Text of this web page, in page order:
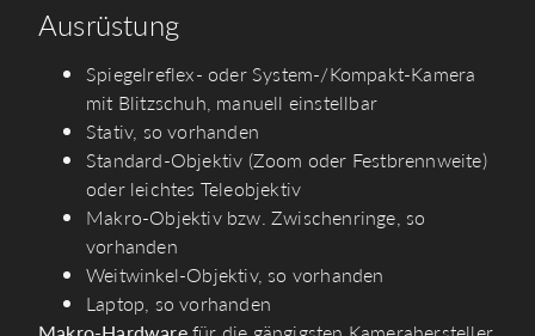
Ausrüstung
Spiegelreflex- oder System-/Kompakt-Kamera
mit Blitzschuh, manuell einstellbar
Stativ, so vorhanden
Standard-Objektiv (Zoom oder Festbrennweite)
oder leichtes Teleobjektiv
Makro-Objektiv bzw. Zwischenringe, so
vorhanden
Weitwinkel-Objektiv, so vorhanden
Laptop, so vorhanden